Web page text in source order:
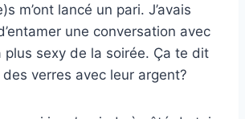
m’ont lancé un pari. J’avais
une conversation avec
plus sexy de la soirée. Ça te dit
des verres avec leur argent?